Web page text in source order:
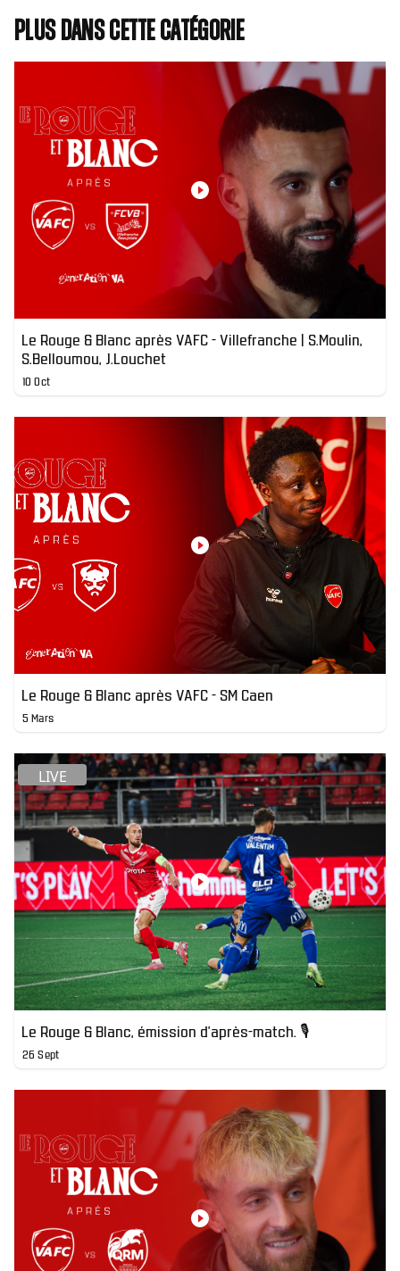
Plus dans cette catégorie
Le Rouge & Blanc après VAFC - Villefranche | S.Moulin,
S.Belloumou, J.Louchet
10 Oct
Le Rouge & Blanc après VAFC - SM Caen
5 Mars
LIVE
Le Rouge & Blanc, émission d'après-match. 🎙️
26 Sept